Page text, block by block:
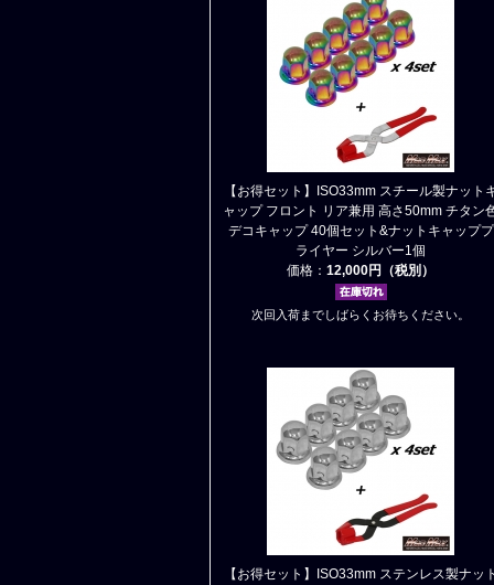
【お得セット】ISO33mm スチール製ナット
ャップ フロント リア兼用 高さ50mm チタン
デコキャップ 40個セット&ナットキャッププ
ライヤー シルバー1個
価格： 12,000円（税別）
次回入荷までしばらくお待ちください。
【お得セット】ISO33mm ステンレス製ナッ